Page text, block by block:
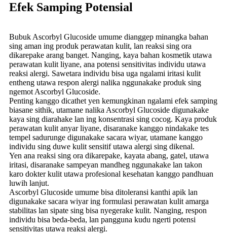
Efek Samping Potensial
Bubuk Ascorbyl Glucoside umume dianggep minangka bahan
sing aman ing produk perawatan kulit, lan reaksi sing ora
dikarepake arang banget. Nanging, kaya bahan kosmetik utawa
perawatan kulit liyane, ana potensi sensitivitas individu utawa
reaksi alergi. Sawetara individu bisa uga ngalami iritasi kulit
entheng utawa respon alergi nalika nggunakake produk sing
ngemot Ascorbyl Glucoside.
Penting kanggo dicathet yen kemungkinan ngalami efek samping
biasane sithik, utamane nalika Ascorbyl Glucoside digunakake
kaya sing diarahake lan ing konsentrasi sing cocog. Kaya produk
perawatan kulit anyar liyane, disaranake kanggo nindakake tes
tempel sadurunge digunakake sacara wiyar, utamane kanggo
individu sing duwe kulit sensitif utawa alergi sing dikenal.
Yen ana reaksi sing ora dikarepake, kayata abang, gatel, utawa
iritasi, disaranake sampeyan mandheg nggunakake lan takon
karo dokter kulit utawa profesional kesehatan kanggo pandhuan
luwih lanjut.
Ascorbyl Glucoside umume bisa ditoleransi kanthi apik lan
digunakake sacara wiyar ing formulasi perawatan kulit amarga
stabilitas lan sipate sing bisa nyegerake kulit. Nanging, respon
individu bisa beda-beda, lan pangguna kudu ngerti potensi
sensitivitas utawa reaksi alergi.